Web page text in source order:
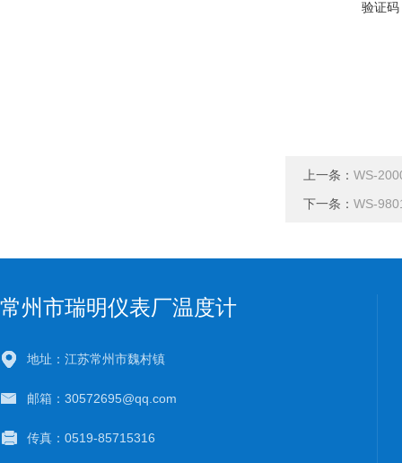
验证码
上一条： WS-
下一条： WS-
常州市瑞明仪表厂温度计
地址：江苏常州市魏村镇
邮箱：30572695@qq.com
传真：0519-85715316